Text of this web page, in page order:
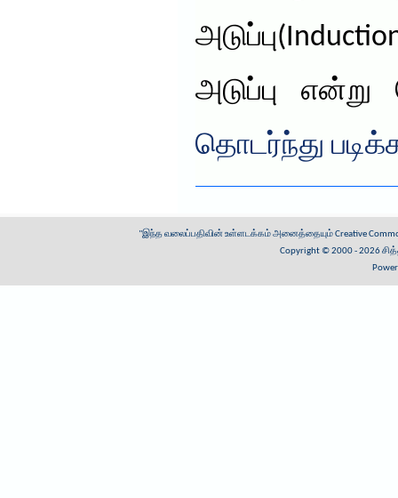
அடுப்பு
தொடர்ந்து
"இந்த வலைப்பதிவின் உள்ளடக்கம் அனைத்தையும்Creative
Copyright © 2000 - 2026